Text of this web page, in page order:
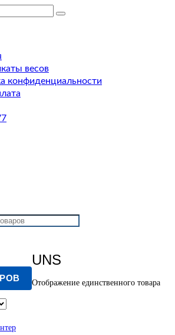
весов
конфиденциальности
UNS
Отображение единственного товара